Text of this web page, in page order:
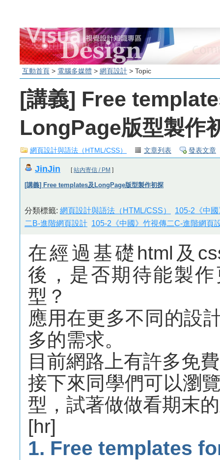
互動首頁 > 電腦多媒體 > 網頁設計 > Topic
[講義] Free
LongPage版型製作
網頁設計與語法（HTML/CSS） 文章列表 發表文章
JinJin [站內寄信 / PM ]
[講義] Free templates及LongPage版型製作初探
分類標籤: 網頁設計與語法（HTML/CSS）
105-2《中
二B-進階網頁設計 105-2《中國》竹視傳二C-進階網頁
在經過基礎html及
後，是否期待能製
型？
應用在更多不同的設
多的需求。
目前網路上有許多免
接下來同學們可以瀏
型，試著做做看期末
[hr]
1. Free templates